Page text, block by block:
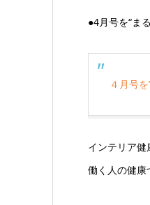
●4月号を“ま
４月号
インテリア健
働く人の健康